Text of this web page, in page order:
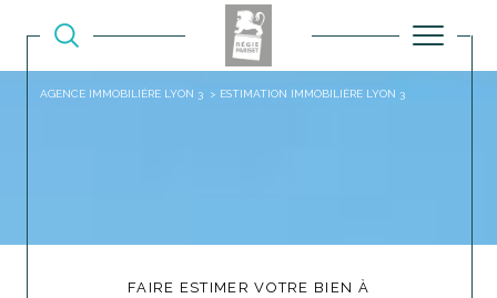
AGENCE IMMOBILIÈRE LYON 3 ESTIMATION IMMOBILIÈRE LYON 3
FAIRE ESTIMER VOTRE BIEN À